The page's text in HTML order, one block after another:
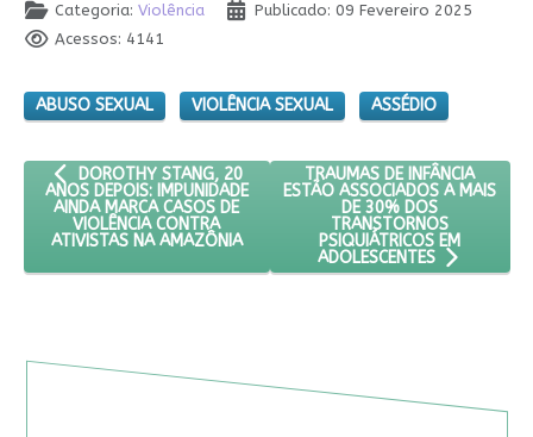
Categoria: Violência
Publicado: 09 Fevereiro 2025
Acessos: 4141
ABUSO SEXUAL VIOLÊNCIA SEXUAL ASSÉDIO
ARTIGO ANTERIOR: DOROTHY STANG, 20 ANOS DEPOIS:
DOROTHY STANG, 20
ANOS DEPOIS: IMPUNIDADE
AINDA MARCA CASOS DE
VIOLÊNCIA CONTRA
ATIVISTAS NA AMAZÔNIA
PRÓXIMO ARTIGO: TRAUMAS
TRAUMAS DE INFÂNCIA
ESTÃO ASSOCIADOS A MAIS
DE 30% DOS
TRANSTORNOS
PSIQUIÁTRICOS EM
ADOLESCENTES